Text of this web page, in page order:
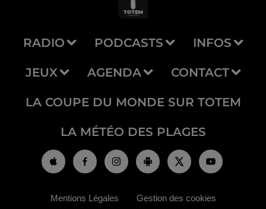
RADIO PODCASTS INFOS
JEUX AGENDA CONTACT
LA COUPE DU MONDE SUR TOTEM
LA MÉTÉO DES PLAGES
Mentions Légales Gestion des cookies